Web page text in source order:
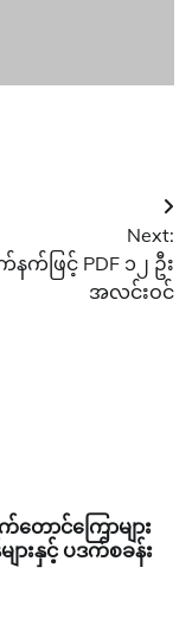
ောင်ကြောများ
ားနှင့် ပဒက်စခန်း
ြောက်ပိုင်း နမ္မတူ
က်ခိုက် သိမ်းပိုက်ခဲ့